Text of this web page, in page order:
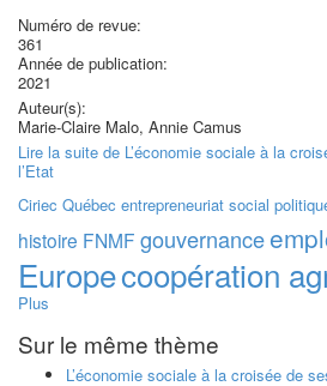
Numéro de revue:
361
Année de publication:
2021
Auteur(s):
Marie-Claire Malo, Annie Camus
Lire la suite de L’économie sociale à la
l’Etat
Ciriec Québec entrepreneuriat social
histoire FNMF gouvernance
Europecoopération
Plus
Sur le même thème
L’économie sociale à la croisée de